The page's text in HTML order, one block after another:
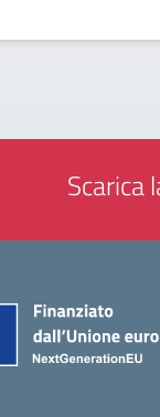
Scarica